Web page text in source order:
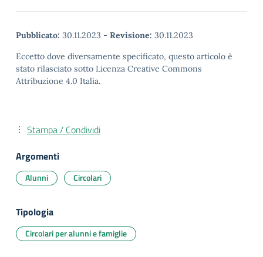
Pubblicato: 30.11.2023 - Revisione: 30.11.2023
Eccetto dove diversamente specificato, questo articolo è
stato rilasciato sotto Licenza Creative Commons
Attribuzione 4.0 Italia.
Stampa / Condividi
Argomenti
Alunni Circolari
Tipologia
Circolari per alunni e famiglie